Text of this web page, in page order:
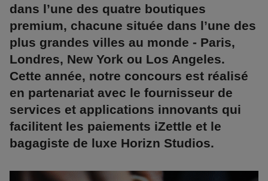
dans l’une des quatre boutiques
premium, chacune située dans l’une des
plus grandes villes au monde - Paris,
Londres, New York ou Los Angeles.
Cette année, notre concours est réalisé
en partenariat avec le fournisseur de
services et applications innovants qui
facilitent les paiements iZettle et le
bagagiste de luxe Horizn Studios.